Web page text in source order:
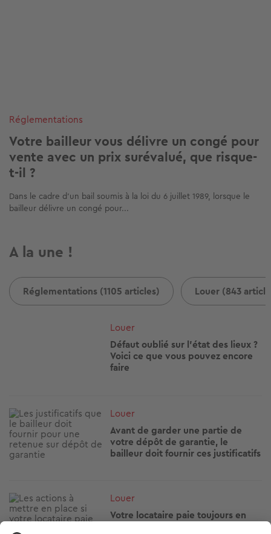
Réglementations
Votre bailleur vous délivre un congé pour
vente avec un prix surévalué, que risque-
t-il ?
Dans le cadre d’un bail soumis à la loi du 6 juillet 1989, lorsque le
bailleur délivre un congé pour...
A la une !
Réglementations (1105 articles) Louer (843
Louer
Défaut oublié sur l'état des lieux ?
Voici ce que vous pouvez encore
faire
Image
Louer
Avant de garder une partie de
votre dépôt de garantie, le
bailleur doit fournir ces justificatifs
Image
Louer
Votre locataire paie toujours en